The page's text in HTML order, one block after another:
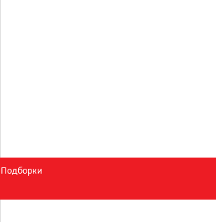
Подборки